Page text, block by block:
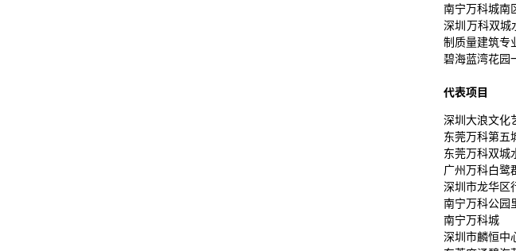
南宁万科城南
深圳万科双城
制质量建筑专
碧海蓝湾花园
代表项目
深圳大浪文化
东莞万科第五
东莞万科双城
广州万科白鹭
深圳市龙华区
南宁万科公园
南宁万科城
深圳市麟恒中